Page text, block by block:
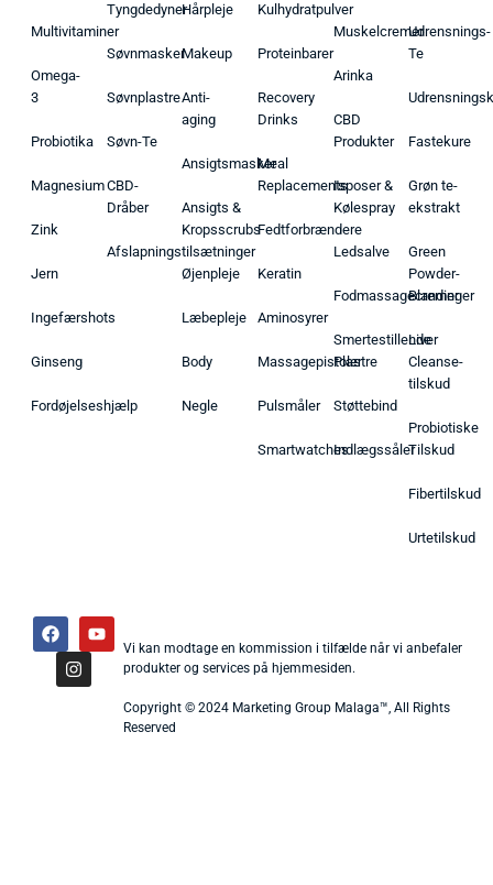
Multivitaminer
Omega-
3
Probiotika
Magnesium
Zink
Jern
Ingefærshots
Ginseng
Fordøjelseshjælp
Tyngdedyner
Søvnmasker
Søvnplastre
Søvn-Te
CBD-
Dråber
Afslapningstilsætninger
Hårpleje
Makeup
Anti-
aging
Ansigtsmasker
Ansigts &
Kropsscrubs
Øjenpleje
Læbepleje
Body
Negle
Kulhydratpulver
Proteinbarer
Recovery
Drinks
Meal
Replacements
Fedtforbrændere
Keratin
Aminosyrer
Massagepistoler
Pulsmåler
Smartwatches
Muskelcremer
Arinka
CBD
Produkter
Isposer &
Kølespray
Ledsalve
Fodmassagecremer
Smertestillende
Plastre
Støttebind
Indlægssåler
Udrensnings-
Te
Fastekure
Grøn te-
ekstrakt
Green
Powder-
Blandinger
Liver
Cleanse-
tilskud
Probiotiske
Tilskud
Fibertilskud
Urtetilskud
Vi kan modtage en kommission i tilfælde når vi anbefaler
produkter og services på hjemmesiden.
Copyright © 2024 Marketing Group Malaga™, All Rights
Reserved